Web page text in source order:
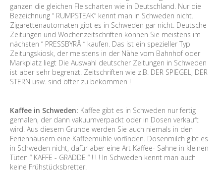
ganzen die gleichen Fleischarten wie in Deutschland. Nur die
Bezeichnung “ RUMPSTEAK” kennt man in Schweden nicht.
Zigarettenautomaten gibt es in Schweden gar nicht. Deutsche
Zeitungen und Wochenzeitschriften können Sie meistens im
nächsten “ PRESSBYRÅ “ kaufen. Das ist ein spezieller Typ
Zeitungskiosk, der meistens in der Nähe vom Bahnhof oder
Markplatz liegt Die Auswahl deutscher Zeitungen in Schweden
ist aber sehr begrenzt. Zeitschriften wie z.B. DER SPIEGEL, DER
STERN usw. sind öfter zu bekommen !
Kaffee in Schweden: Kaffee gibt es in Schweden nur fertig
gemalen, der dann vakuumverpackt oder in Dosen verkauft
wird. Aus diesem Grunde werden Sie auch niemals in den
Ferienhäusern eine Kaffeemühle vorfinden. Dosenmilch gibt es
in Schweden nicht, dafür aber eine Art Kaffee- Sahne in kleinen
Tüten “ KAFFE - GRÄDDE “ ! ! ! In Schweden kennt man auch
keine Frühstücksbretter.